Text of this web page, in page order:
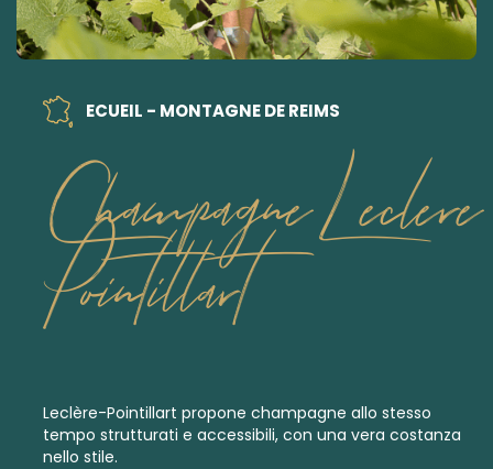
ECUEIL - MONTAGNE DE REIMS
Champagne Leclere
Pointillart
Leclère-Pointillart propone champagne allo stesso
tempo strutturati e accessibili, con una vera costanza
nello stile.